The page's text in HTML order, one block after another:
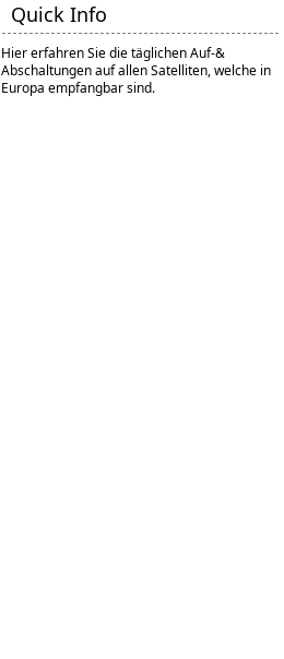
Quick Info
Hier erfahren Sie die täglichen Auf-&
Abschaltungen auf allen Satelliten, welche in
Europa empfangbar sind.